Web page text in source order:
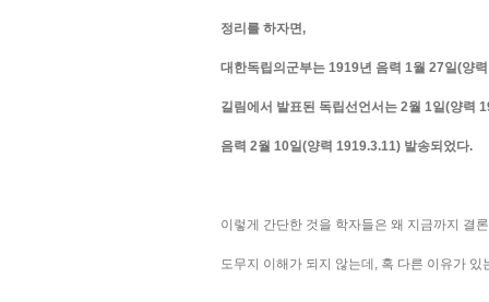
정리를 하자면,
대한독립의군부는 1919년 음력 1월 27일(양
길림에서 발표된 독립선언서는 2월 1일(양력
음력 2월 10일(양력 1919.3.11) 발송되었다.
이렇게 간단한 것을 학자들은 왜 지금까지 결
도무지 이해가 되지 않는데, 혹 다른 이유가